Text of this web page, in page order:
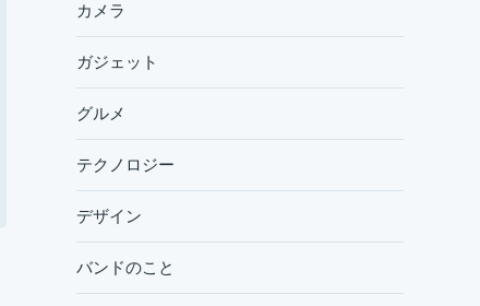
カメラ
ガジェット
グルメ
テクノロジー
デザイン
バンドのこと